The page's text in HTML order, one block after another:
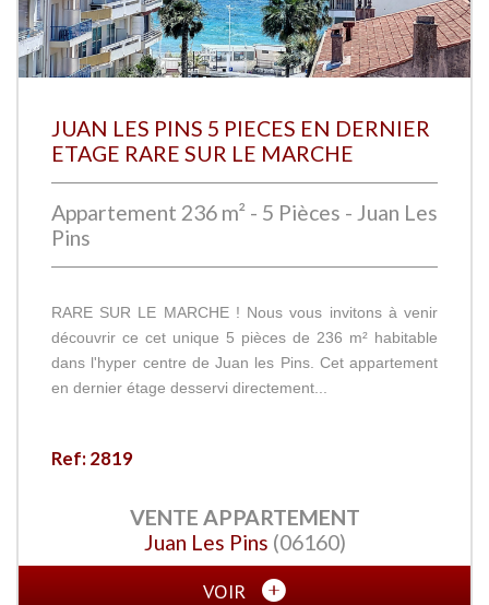
JUAN LES PINS 5 PIECES EN DERNIER
ETAGE RARE SUR LE MARCHE
Appartement 236 m² - 5 Pièces - Juan Les
Pins
RARE SUR LE MARCHE ! Nous vous invitons à venir
découvrir ce cet unique 5 pièces de 236 m² habitable
dans l'hyper centre de Juan les Pins. Cet appartement
en dernier étage desservi directement...
Ref: 2819
VENTE APPARTEMENT
Juan Les Pins (06160)
VOIR